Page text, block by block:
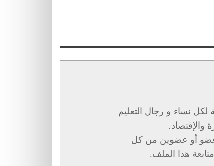
لكل نساء و رجال التعليم
والإقتصاد.
عضو أو عضوين من كل
هذا الملف.